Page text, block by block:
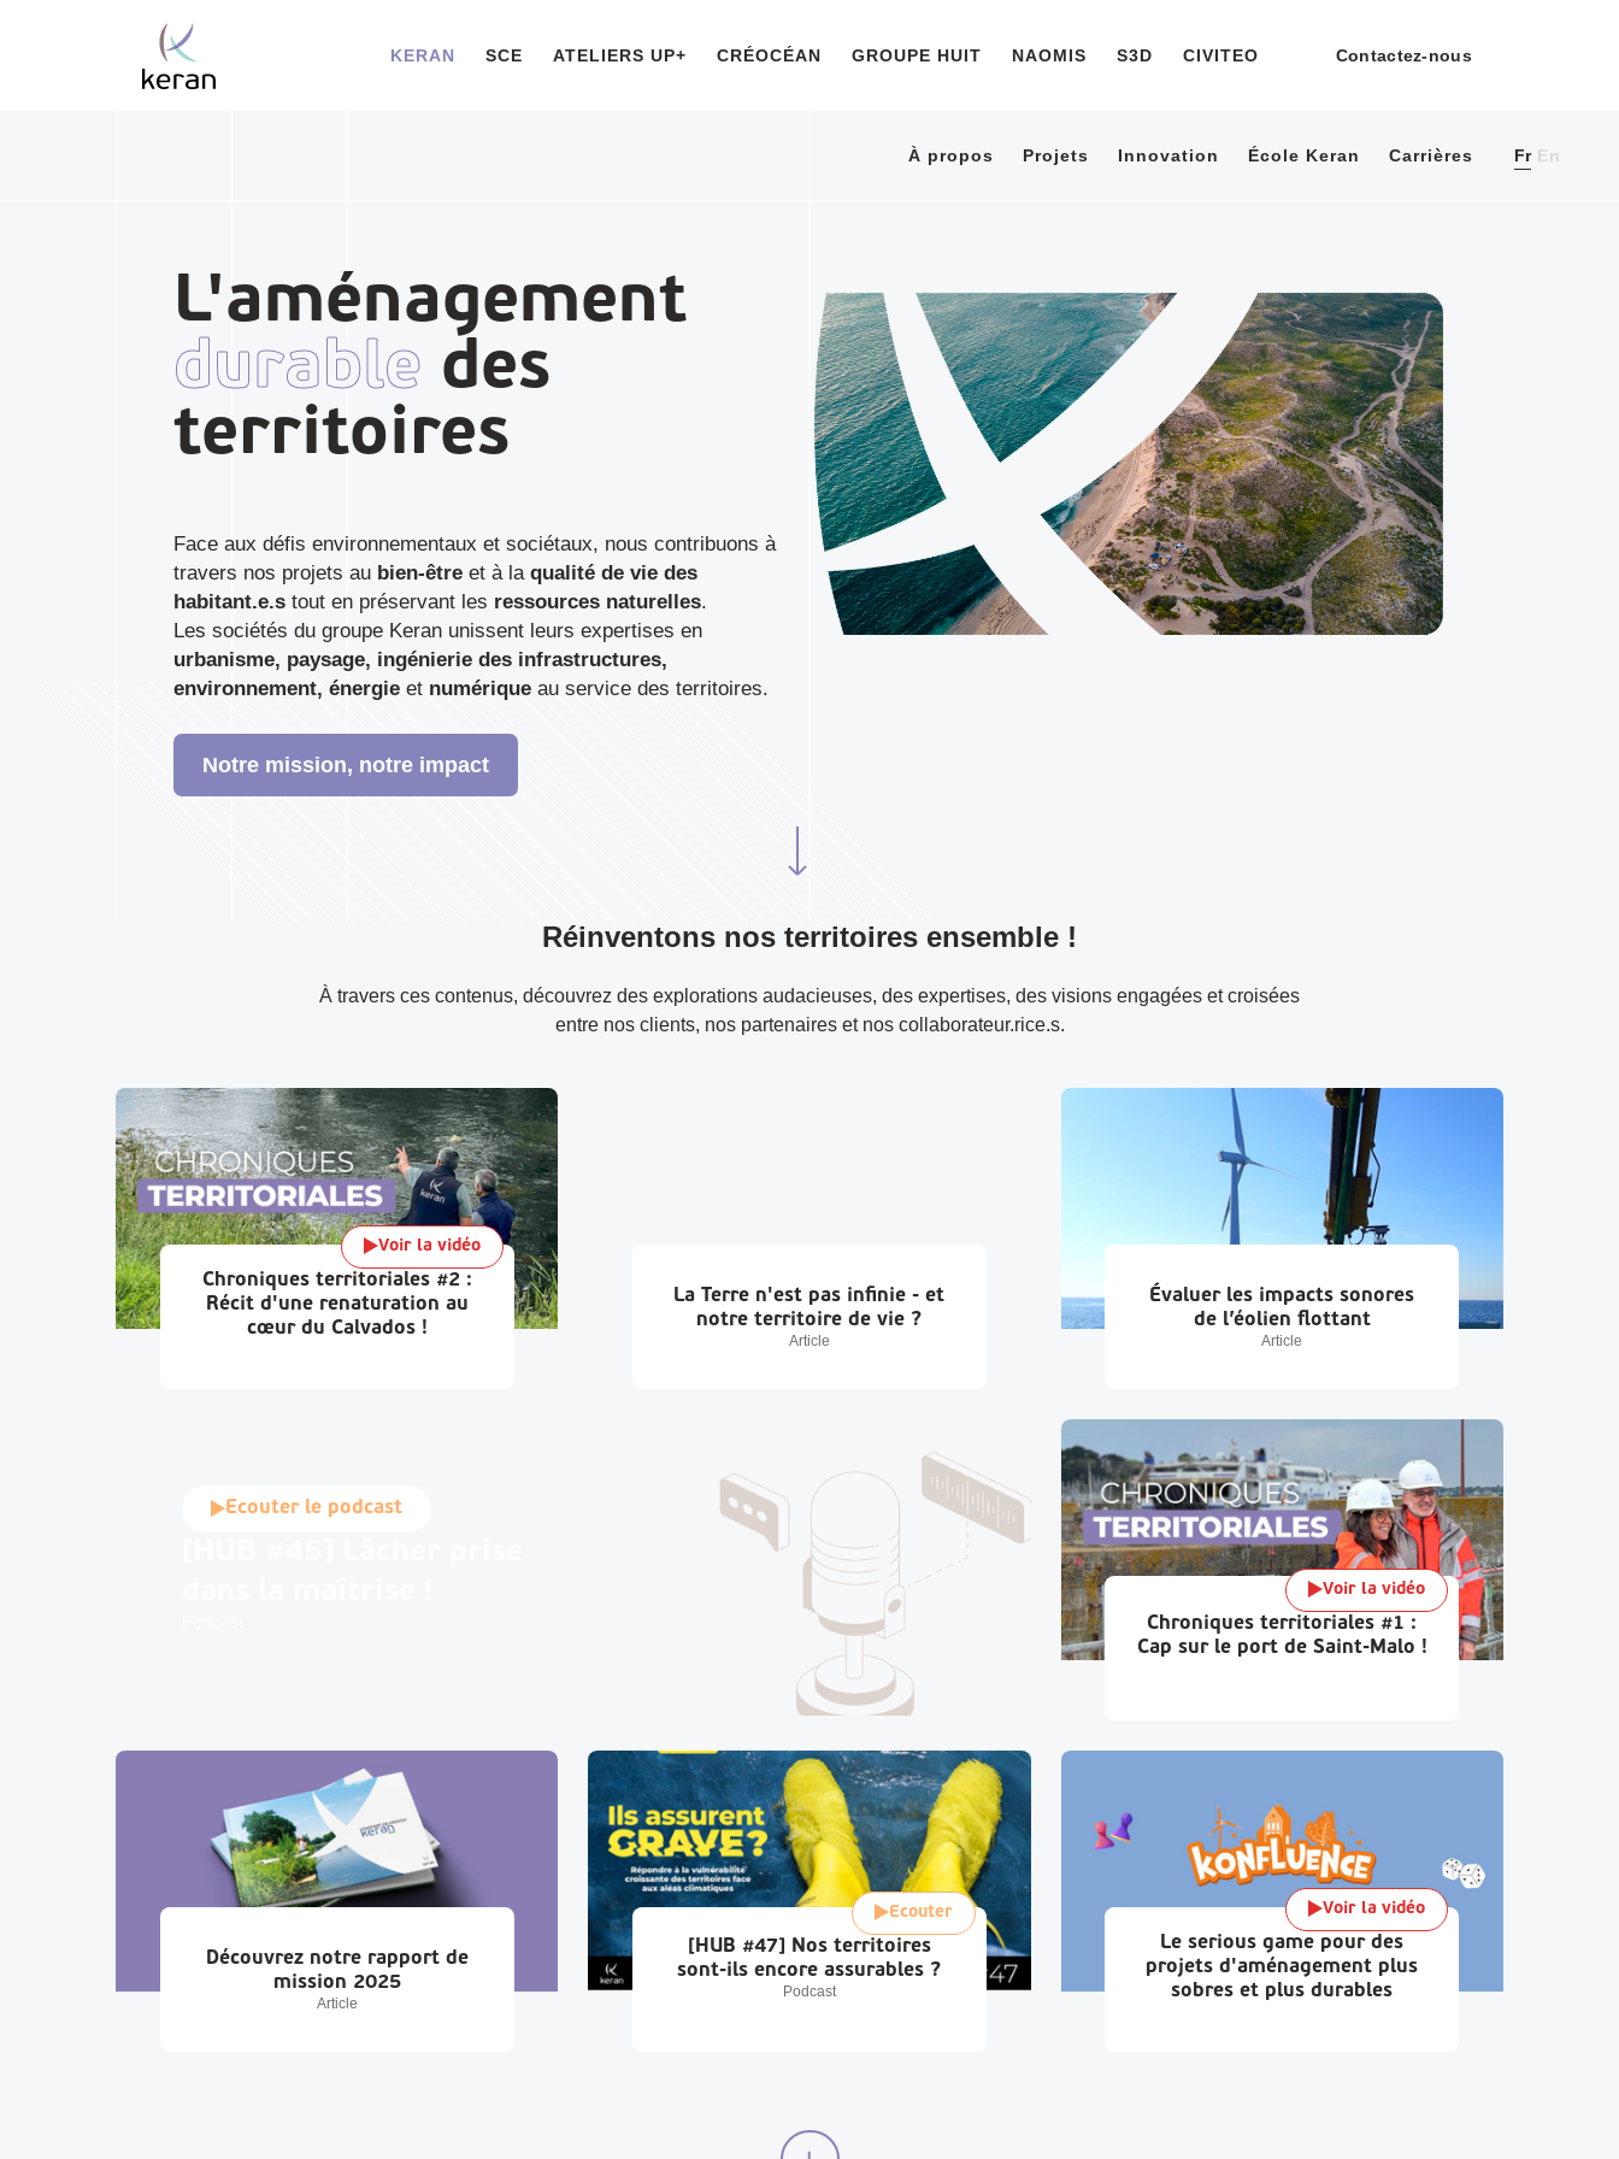
KERAN SCE ATELIERS UP+ CRÉOCÉAN GROUPE HUIT NAOMIS S3D CIVITEO Contactez-nous
À propos Projets Innovation École Keran Carrières Fr En
L'aménagement
durable des
territoires
Face aux défis environnementaux et sociétaux, nous contribuons à
travers nos projets au bien-être et à la qualité de vie des
habitant.e.s tout en préservant les ressources naturelles.
Les sociétés du groupe Keran unissent leurs expertises en
urbanisme, paysage, ingénierie des infrastructures,
environnement, énergie et numérique au service des territoires.
Notre mission, notre impact
Réinventons nos territoires ensemble !
À travers ces contenus, découvrez des explorations audacieuses, des expertises, des visions engagées et croisées
entre nos clients, nos partenaires et nos collaborateur.rice.s.
Voir la vidéo
Chroniques territoriales #2 :
Récit d'une renaturation au
cœur du Calvados !
La Terre n'est pas infinie - et
notre territoire de vie ?
Article
Évaluer les impacts sonores
de l’éolien flottant
Article
Ecouter le podcast
Voir la vidéo
Chroniques territoriales #1 :
Cap sur le port de Saint-Malo !
Découvrez notre rapport de
mission 2025
Article
Ecouter
[HUB #47] Nos territoires
sont-ils encore assurables ?
Podcast
Voir la vidéo
Le serious game pour des
projets d'aménagement plus
sobres et plus durables